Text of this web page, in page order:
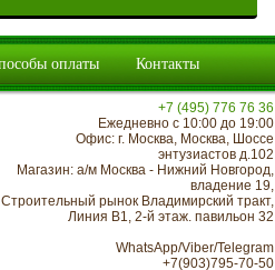
оплаты Контакты
+7 (495) 776 76 36
Ежедневно с 10:00 до 19:00
Офис: г. Москва, Москва, Шоссе
энтузиастов д.102
Магазин: а/м Москва - Нижний Новгород,
владение 19,
Строительный рынок Владимирский тракт,
Линия В1, 2-й этаж. павильон 32
WhatsApp/Viber/Telegram
+7(903)795-70-50